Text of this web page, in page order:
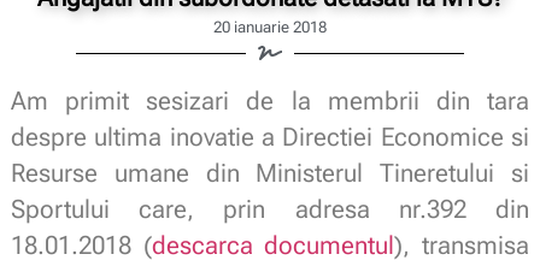
20 ianuarie 2018
Am primit sesizari de la membrii din tara
despre ultima inovatie a Directiei Economice si
Resurse umane din Ministerul Tineretului si
Sportului care, prin adresa nr.392 din
18.01.2018 (descarca documentul), transmisa